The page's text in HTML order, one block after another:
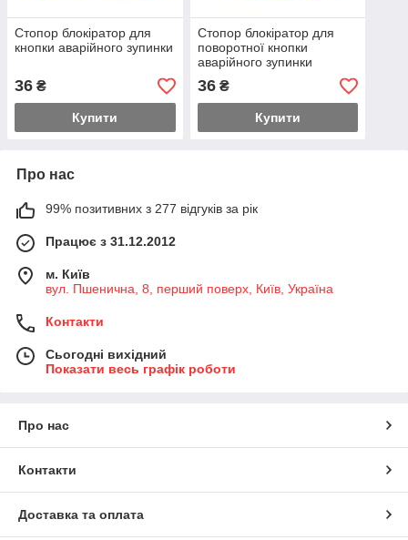
Стопор блокіратор для
кнопки аварійного зупинки
36 ₴
Купити
Стопор блокіратор для
поворотної кнопки
аварійного зупинки
36₴
Купити
Про нас
99% позитивних з 277 відгуків за рік
Працює з 31.12.2012
м. Київ
вул. Пшенична, 8, перший поверх, Київ, Україна
Контакти
Сьогодні вихідний
Показати весь графік роботи
Про нас
Контакти
Доставка та оплата